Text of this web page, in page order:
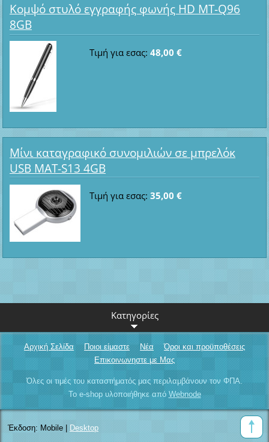
Κομψό στυλό εγγραφής φωνής HD MT-Q96
8GB
Τιμή για εσας: 48,00 €
Μίνι καταγραφικό συνομιλιών σε μπρελόκ
USB MAT-S13 4GB
Τιμή για εσας: 35,00 €
Κατηγορίες
Αρχική Σελίδα Ποιοι είμαστε Νέα
Όροι και προϋποθέσεις
Επικοινωνηστε με Μας
Όλες οι τιμές του καταστήματός μας περιλαμβάνουν τον ΦΠΑ.
Το e-shop υλοποιήθηκε απόWebnode
Έκδοση: Mobile| Desktop